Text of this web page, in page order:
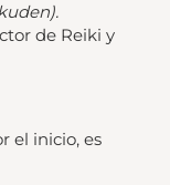
de Reiki y
el inicio, es